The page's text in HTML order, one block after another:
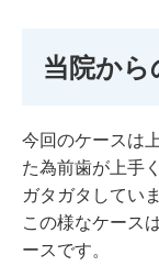
当院か
今回のケースは
た為前歯が上手
ガタガタしてい
この様なケース
ースです。